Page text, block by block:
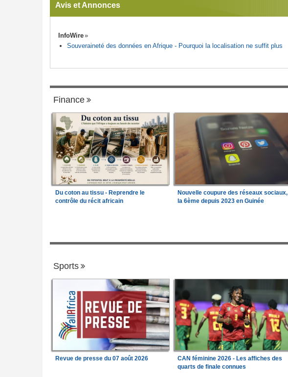
Avis et Annonces
InfoWire
Souveraineté des données en Afrique - Pourquoi la localisation ne suffit plus
Finance
Du coton au tissu - Reprendre le
contrôle du récit africain
Nouvelle coupure des réseaux sociaux,
la 6ème depuis 2023 en Guinée
Sports
Revue de presse du 07 août 2026
CAN féminine 2026 - Les affiches des
quarts de finale connues